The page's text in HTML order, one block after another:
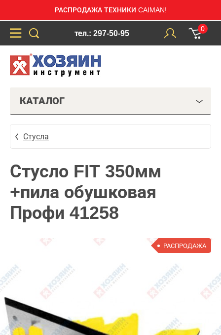
РАСПРОДАЖА ТЕХНИКИ CAIMAN!
тел.: 297-50-95
0
КАТАЛОГ
Стусла
Стусло FIT 350мм
+пила обушковая
Профи 41258
РАСПРОДАЖА